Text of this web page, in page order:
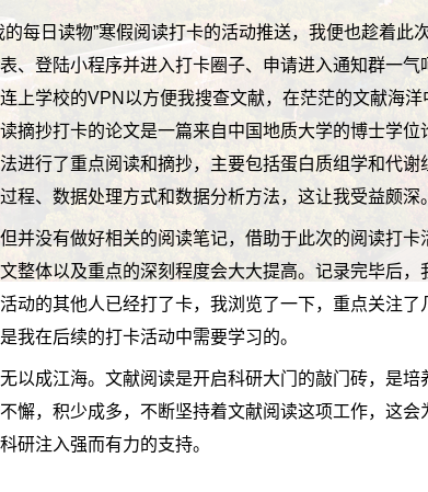
每日读物”寒假阅读打卡的活动推送，我便也趁着此
、登陆小程序并进入打卡圈子、申请进入通知群一
上学校的VPN以方便我搜查文献，在茫茫的文献海
摘抄打卡的论文是一篇来自中国地质大学的博士学
进行了重点阅读和摘抄，主要包括蛋白质组学和代
程、数据处理方式和数据分析方法，这让我受益颇深
并没有做好相关的阅读笔记，借助于此次的阅读打
整体以及重点的深刻程度会大大提高。记录完毕后
动的其他人已经打了卡，我浏览了一下，重点关注
我在后续的打卡活动中需要学习的。
以成江海。文献阅读是开启科研大门的敲门砖，是
懈，积少成多，不断坚持着文献阅读这项工作，这
研注入强而有力的支持。